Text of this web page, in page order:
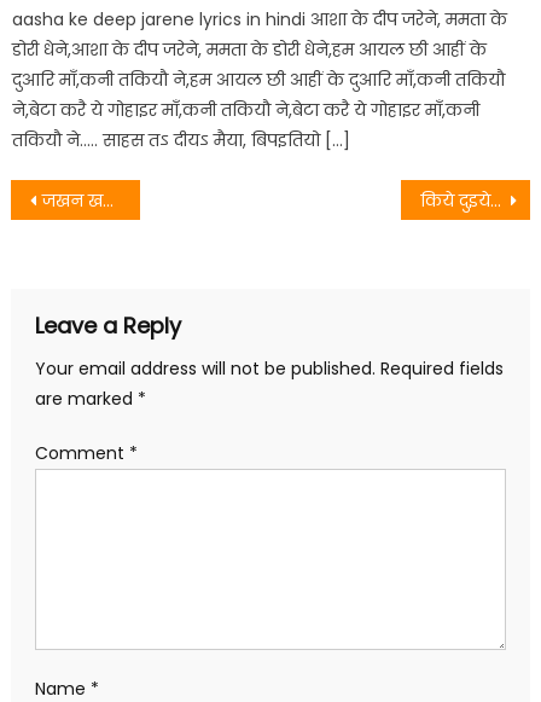
aasha ke deep jarene lyrics in hindi आशा के दीप जरेने, ममता के
डोरी धेने,आशा के दीप जरेने, ममता के डोरी धेने,हम आयल छी आहीं के
दुआरि माँ,कनी तकियौ ने,हम आयल छी आहीं के दुआरि माँ,कनी तकियौ
ने,बेटा करै ये गोहाइर माँ,कनी तकियौ ने,बेटा करै ये गोहाइर माँ,कनी
तकियौ ने….. साहस तऽ दीयऽ मैया, बिपइतियो […]
Post
जखन खनकै ये सजनी आहां के कंगना किये दुइये दिन के छुट्टी लऽ कऽ गाम एलियै
Leave a Reply
Your email address will not be published. Required fields
are marked *
Comment *
Name *